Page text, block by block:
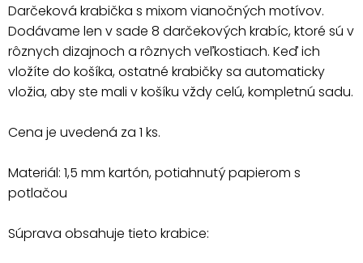
Darčeková krabička s mixom vianočných motívov.
Dodávame len v sade 8 darčekových krabíc, ktoré sú v
rôznych dizajnoch a rôznych veľkostiach. Keď ich
vložíte do košíka, ostatné krabičky sa automaticky
vložia, aby ste mali v košíku vždy celú, kompletnú sadu.
Cena je uvedená za 1 ks.
Materiál: 1,5 mm kartón, potiahnutý papierom s
potlačou
Súprava obsahuje tieto krabice: